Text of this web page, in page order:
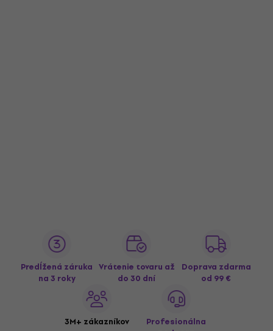
Predĺžená záruka
na 3 roky
Vrátenie tovaru až
do 30 dní
Doprava zdarma
od 99 €
3M+ zákazníkov
Profesionálna